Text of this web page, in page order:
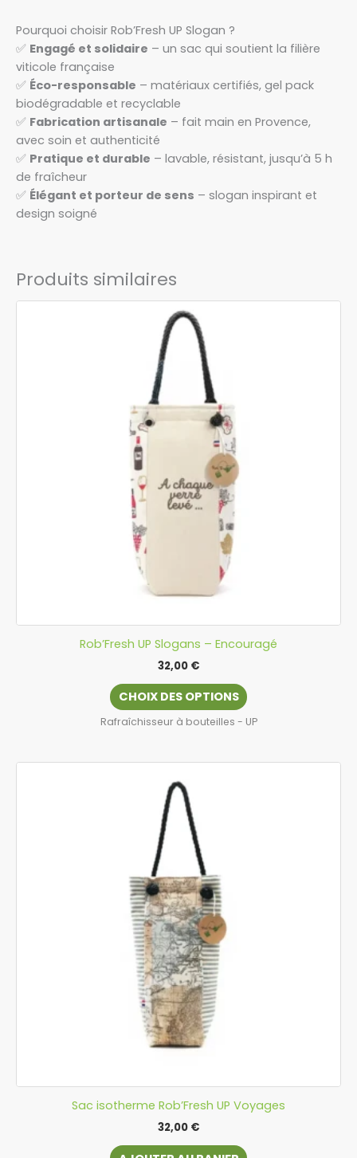
Pourquoi choisir Rob’Fresh UP Slogan ?
✅ Engagé et solidaire – un sac qui soutient la filière
viticole française
✅ Éco-responsable – matériaux certifiés, gel pack
biodégradable et recyclable
✅ Fabrication artisanale – fait main en Provence,
avec soin et authenticité
✅ Pratique et durable – lavable, résistant, jusqu’à 5 h
de fraîcheur
✅ Élégant et porteur de sens – slogan inspirant et
design soigné
Produits similaires
Rob’Fresh UP Slogans – Encouragé
32,00 €
CHOIX DES OPTIONS
Rafraîchisseur à bouteilles - UP
Sac isotherme Rob’Fresh UP Voyages
32,00 €